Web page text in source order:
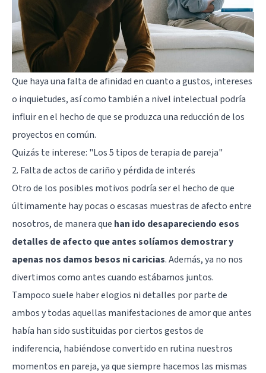
Que haya una falta de afinidad en cuanto a gustos, intereses
o inquietudes, así como también a nivel intelectual podría
influir en el hecho de que se produzca una reducción de los
proyectos en común.
Quizás te interese: "Los 5 tipos de terapia de pareja"
2. Falta de actos de cariño y pérdida de interés
Otro de los posibles motivos podría ser el hecho de que
últimamente hay pocas o escasas muestras de afecto entre
nosotros, de manera que han ido desapareciendo esos
detalles de afecto que antes solíamos demostrar y
apenas nos damos besos ni caricias. Además, ya no nos
divertimos como antes cuando estábamos juntos.
Tampoco suele haber elogios ni detalles por parte de
ambos y todas aquellas manifestaciones de amor que antes
había han sido sustituidas por ciertos gestos de
indiferencia, habiéndose convertido en rutina nuestros
momentos en pareja, ya que siempre hacemos las mismas